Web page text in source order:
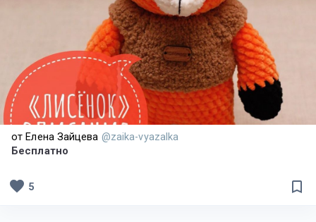
от Елена Зайцева @zaika-vyazalka
Бесплатно
bookmark_border
favorite 5